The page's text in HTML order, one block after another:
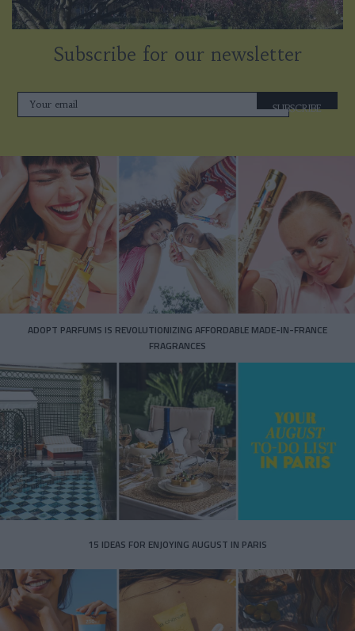
Subscribe for our newsletter
SUBSCRIBE
ADOPT PARFUMS IS REVOLUTIONIZING AFFORDABLE MADE-IN-FRANCE
FRAGRANCES
15 IDEAS FOR ENJOYING AUGUST IN PARIS